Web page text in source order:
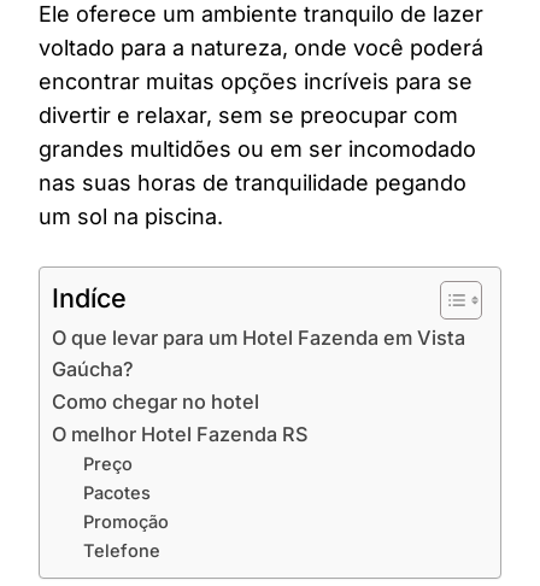
Ele oferece um ambiente tranquilo de lazer
voltado para a natureza, onde você poderá
encontrar muitas opções incríveis para se
divertir e relaxar, sem se preocupar com
grandes multidões ou em ser incomodado
nas suas horas de tranquilidade pegando
um sol na piscina.
Indíce
O que levar para um Hotel Fazenda em Vista
Gaúcha?
Como chegar no hotel
O melhor Hotel Fazenda RS
Preço
Pacotes
Promoção
Telefone